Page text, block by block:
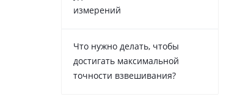
измерений
Что нужно делать, чтобы
достигать максимальной
точности взвешивания?